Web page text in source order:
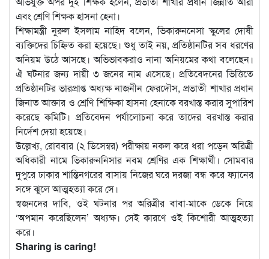
এবং শ্রেণি শিক্ষক হাসনা হেনা।
শিক্ষামন্ত্রী নুরুল ইসলাম নাহিদ বলেন, ভিকারুননেসা স্কুলের দোষী
ব্যক্তিদের চিহ্নিত করা হয়েছে। শুধু তাই নয়, প্রতিষ্ঠানটির সব ধরণের
অনিয়ম উঠে আসছে। অভিভাবকরাও নানা অনিয়মের কথা বলেছেন।
ঐ ঘটনার জন্য দায়ী ৩ জনের নাম এসেছে। প্রতিবেদনের ভিত্তিতে
প্রতিষ্ঠানটির ভারপ্রাপ্ত অধ্যক্ষ নাজনীন ফেরদৌস, প্রভাতী শাখার প্রধান
জিনাত আক্তার ও শ্রেণি শিক্ষিকা হাসনা হেনাকে বরখাস্ত করার সুপারিশ
করেছে কমিটি। প্রতিবেদন পর্যালোচনা করে তাদের বরখাস্ত করার
নির্দেশ দেয়া হয়েছে।
উল্লেখ্য, রোববার (২ ডিসেম্বর) পরীক্ষায় নকল করে ধরা পড়েন অরিত্রী
অধিকারী নামে ভিকারুননিসার নবম শ্রেণির এক শিক্ষার্থী। সোমবার
দুপুরে ঢাকার শান্তিনগরের বাসায় নিজের ঘরে দরজা বন্ধ করে ফ্যানের
সঙ্গে ঝুলে আত্মহত্যা করে সে।
স্বজনদের দাবি, ওই ঘটনার পর অরিত্রীর বাবা-মাকে ডেকে নিয়ে
‘অপমান করেছিলেন’ অধ্যক্ষ। সেই কারণে ওই কিশোরী আত্মহত্যা
করে।
Sharing is caring!